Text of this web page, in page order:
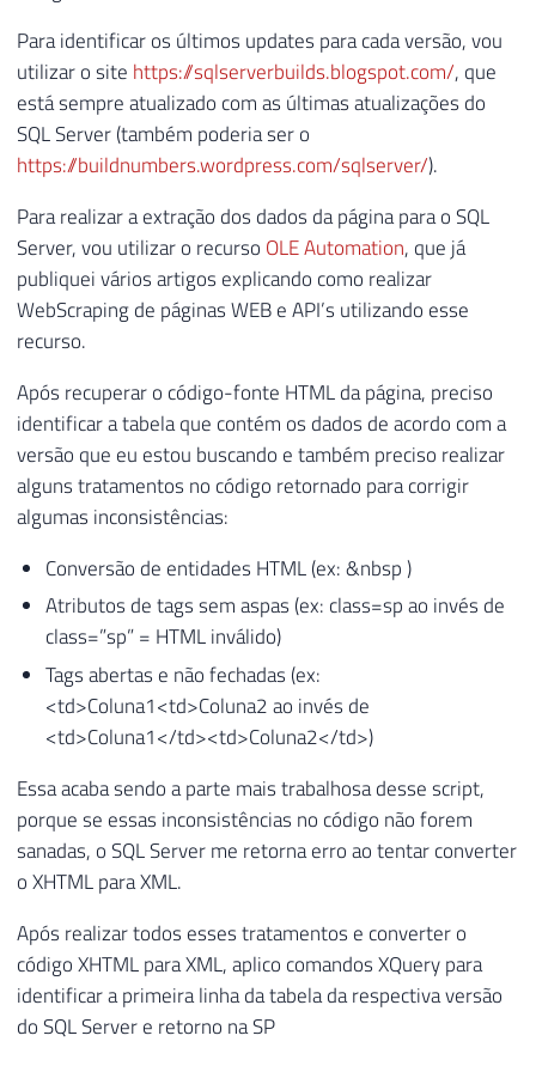
Para identificar os últimos updates para cada versão, vou
utilizar o site https://sqlserverbuilds.blogspot.com/, que
está sempre atualizado com as últimas atualizações do
SQL Server (também poderia ser o
https://buildnumbers.wordpress.com/sqlserver/).
Para realizar a extração dos dados da página para o SQL
Server, vou utilizar o recurso OLE Automation, que já
publiquei vários artigos explicando como realizar
WebScraping de páginas WEB e API’s utilizando esse
recurso.
Após recuperar o código-fonte HTML da página, preciso
identificar a tabela que contém os dados de acordo com a
versão que eu estou buscando e também preciso realizar
alguns tratamentos no código retornado para corrigir
algumas inconsistências:
Conversão de entidades HTML (ex: &nbsp )
Atributos de tags sem aspas (ex: class=sp ao invés de
class=”sp” = HTML inválido)
Tags abertas e não fechadas (ex:
<td>Coluna1<td>Coluna2 ao invés de
<td>Coluna1</td><td>Coluna2</td>)
Essa acaba sendo a parte mais trabalhosa desse script,
porque se essas inconsistências no código não forem
sanadas, o SQL Server me retorna erro ao tentar converter
o XHTML para XML.
Após realizar todos esses tratamentos e converter o
código XHTML para XML, aplico comandos XQuery para
identificar a primeira linha da tabela da respectiva versão
do SQL Server e retorno na SP